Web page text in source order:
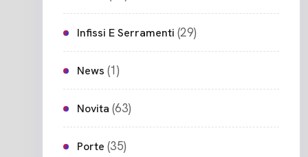
Infissi E Serramenti (29)
News (1)
Novita (63)
Porte (35)